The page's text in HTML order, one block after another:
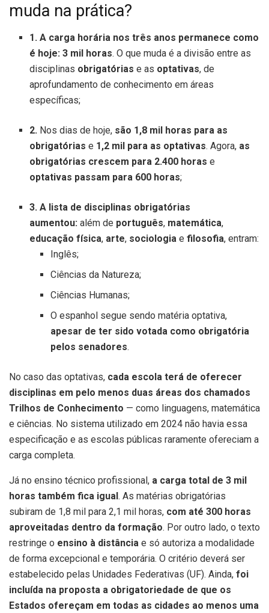
muda na prática?
1. A carga horária nos três anos permanece como
é hoje: 3 mil horas. O que muda é a divisão entre as
disciplinas obrigatórias e as optativas, de
aprofundamento de conhecimento em áreas
específicas;
2. Nos dias de hoje, são 1,8 mil horas para as
obrigatórias e 1,2 mil para as optativas. Agora, as
obrigatórias crescem para 2.400 horas e
optativas passam para 600 horas;
3. A lista de disciplinas obrigatórias
aumentou: além de português, matemática,
educação física, arte, sociologia efilosofia, entram:
Inglês;
Ciências da Natureza;
Ciências Humanas;
O espanhol segue sendo matéria optativa,
apesar de ter sido votada como obrigatória
pelos senadores.
No caso das optativas, cada escola terá de oferecer
disciplinas em pelo menos duas áreas dos chamados
Trilhos de Conhecimento — como linguagens, matemática
e ciências. No sistema utilizado em 2024 não havia essa
especificação e as escolas públicas raramente ofereciam a
carga completa.
Já no ensino técnico profissional, a carga total de 3 mil
horas também fica igual. As matérias obrigatórias
subiram de 1,8 mil para 2,1 mil horas, com até 300 horas
aproveitadas dentro da formação. Por outro lado, o texto
restringe o ensino à distância e só autoriza a modalidade
de forma excepcional e temporária. O critério deverá ser
estabelecido pelas Unidades Federativas (UF). Ainda, foi
incluída na proposta a obrigatoriedade de que os
Estados ofereçam em todas as cidades ao menos uma